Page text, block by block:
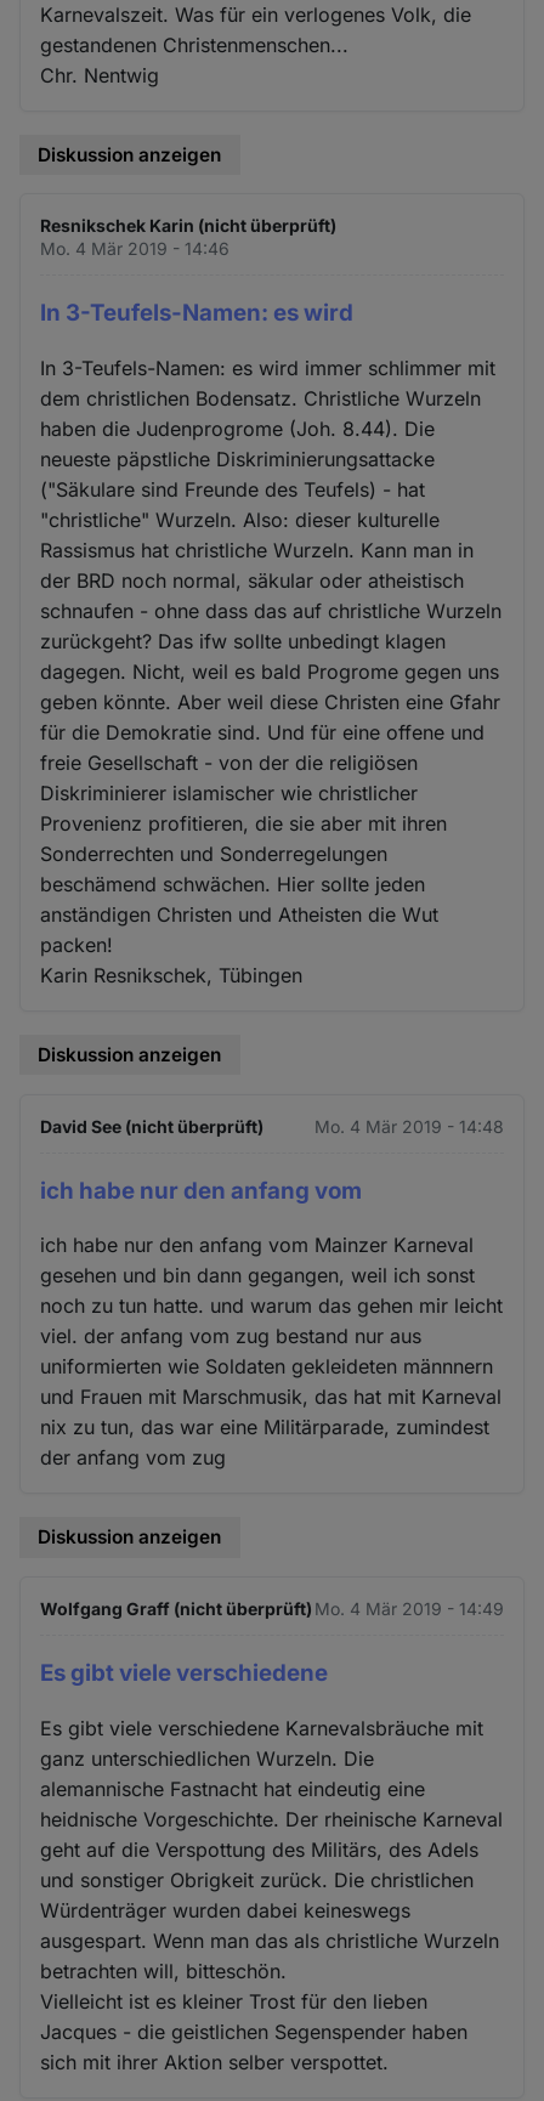
Karnevalszeit. Was für ein verlogenes Volk, die
gestandenen Christenmenschen...
Chr. Nentwig
Diskussion anzeigen
Resnikschek Karin (nicht überprüft)
Mo. 4 Mär 2019 - 14:46
In 3-Teufels-Namen: es wird
In 3-Teufels-Namen: es wird immer schlimmer mit
dem christlichen Bodensatz. Christliche Wurzeln
haben die Judenprogrome (Joh. 8.44). Die
neueste päpstliche Diskriminierungsattacke
("Säkulare sind Freunde des Teufels) - hat
"christliche" Wurzeln. Also: dieser kulturelle
Rassismus hat christliche Wurzeln. Kann man in
der BRD noch normal, säkular oder atheistisch
schnaufen - ohne dass das auf christliche Wurzeln
zurückgeht? Das ifw sollte unbedingt klagen
dagegen. Nicht, weil es bald Progrome gegen uns
geben könnte. Aber weil diese Christen eine Gfahr
für die Demokratie sind. Und für eine offene und
freie Gesellschaft - von der die religiösen
Diskriminierer islamischer wie christlicher
Provenienz profitieren, die sie aber mit ihren
Sonderrechten und Sonderregelungen
beschämend schwächen. Hier sollte jeden
anständigen Christen und Atheisten die Wut
packen!
Karin Resnikschek, Tübingen
Diskussion anzeigen
David See (nicht überprüft) Mo. 4 Mär 2019 - 14:48
ich habe nur den anfang vom
ich habe nur den anfang vom Mainzer Karneval
gesehen und bin dann gegangen, weil ich sonst
noch zu tun hatte. und warum das gehen mir leicht
viel. der anfang vom zug bestand nur aus
uniformierten wie Soldaten gekleideten männnern
und Frauen mit Marschmusik, das hat mit Karneval
nix zu tun, das war eine Militärparade, zumindest
der anfang vom zug
Diskussion anzeigen
Wolfgang Graff (nicht überprüft) Mo. 4 Mär 2019 - 14:49
Es gibt viele verschiedene
Es gibt viele verschiedene Karnevalsbräuche mit
ganz unterschiedlichen Wurzeln. Die
alemannische Fastnacht hat eindeutig eine
heidnische Vorgeschichte. Der rheinische Karneval
geht auf die Verspottung des Militärs, des Adels
und sonstiger Obrigkeit zurück. Die christlichen
Würdenträger wurden dabei keineswegs
ausgespart. Wenn man das als christliche Wurzeln
betrachten will, bitteschön.
Vielleicht ist es kleiner Trost für den lieben
Jacques - die geistlichen Segenspender haben
sich mit ihrer Aktion selber verspottet.